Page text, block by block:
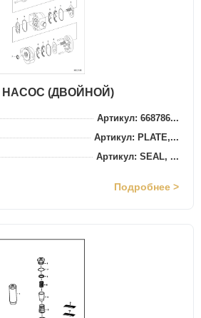
(ДВОЙНОЙ)
Артикул: 668786...
Артикул: PLATE,...
Артикул: SEAL, ...
Подробнее >